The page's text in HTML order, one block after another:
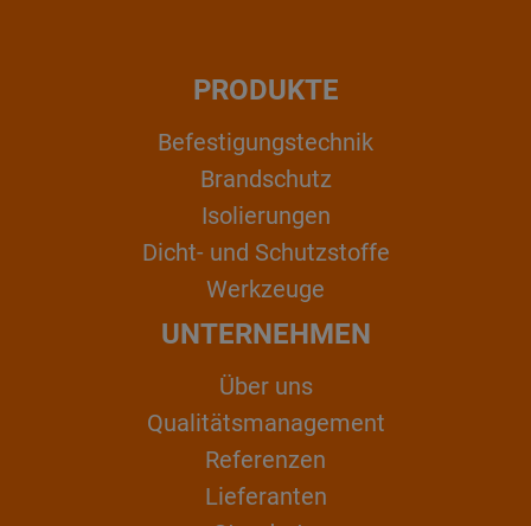
PRODUKTE
Befestigungstechnik
Brandschutz
Isolierungen
Dicht- und Schutzstoffe
Werkzeuge
UNTERNEHMEN
Über uns
Qualitätsmanagement
Referenzen
Lieferanten